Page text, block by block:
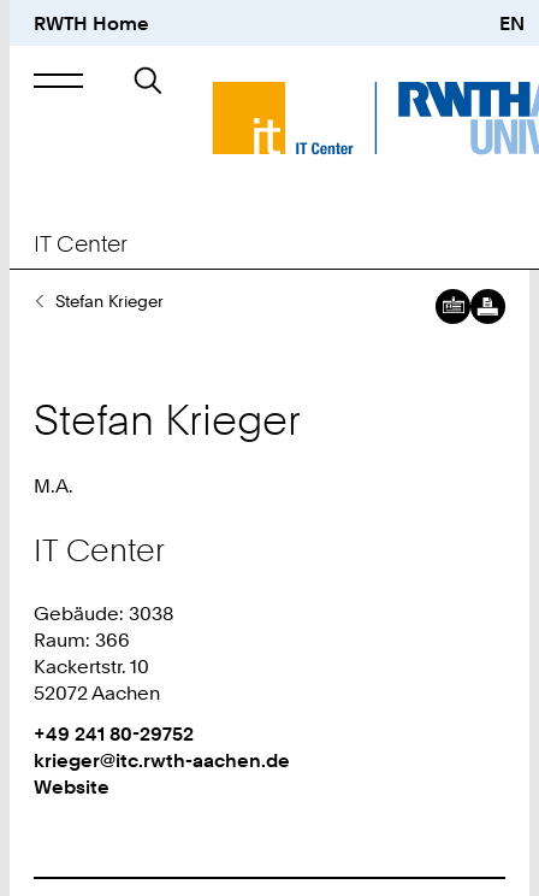
RWTH Home EN
Suche
nach
IT Center
SieStefan Krieger
Stefan Krieger
M.A.
IT Center
Gebäude: 3038
Raum: 366
Kackertstr. 10
52072 Aachen
Work
Telefon:
+
4
+49 241 80-29752
Work
krieger@itc.rwth-aachen.de
Website